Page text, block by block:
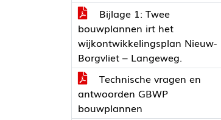
Bijlage 1: Twee
bouwplannen irt het
wijkontwikkelingsplan Nieuw-
Borgvliet – Langeweg.
Technische vragen en
antwoorden GBWP
bouwplannen